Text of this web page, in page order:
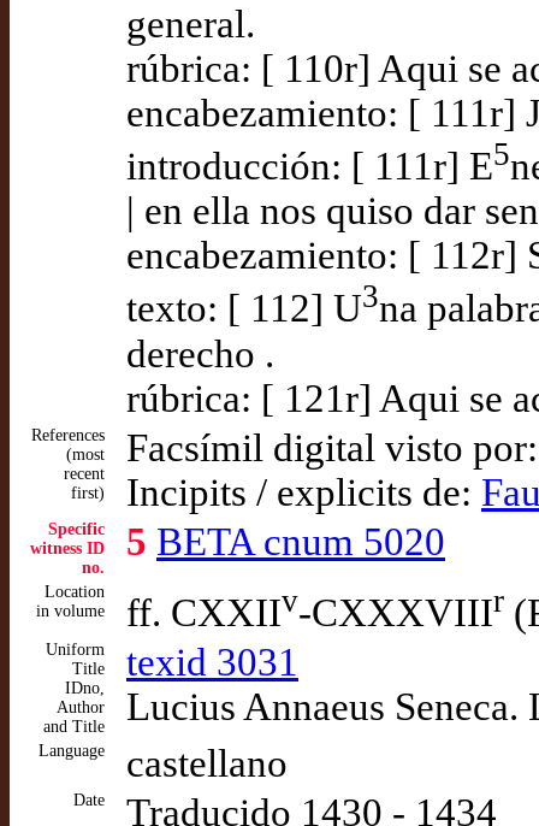
general.
rúbrica: [ 110r] Aqui se
encabezamiento: [ 111r]
introducción: [ 111r] E5
| en ella nos quiso dar
encabezamiento: [ 112r]
texto: [ 112] U3na
derecho .
rúbrica: [ 121r] Aqui se
References
(most
recent
first)
Facsímil digital visto
Incipits / explicits de:
Specific
witness ID
no.
5 BETA cnum 5020
Location
in volume
ff. CXXIIv-CXXXVIIIr
Uniform
Title
IDno,
Author
and Title
texid 3031
Lucius Annaeus
Language castellano
Date Traducido 1430 - 1434